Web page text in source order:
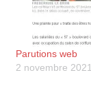
Parutions web
2 novembre 2021